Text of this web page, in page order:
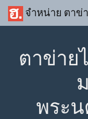
จำหน่าย ตาข่
ตาข่าย
พระ